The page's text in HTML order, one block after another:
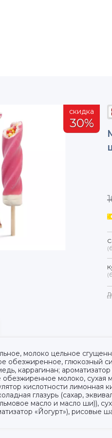
скидка
30%
молоко цельное
обезжиренное, глюкозный
каррагинан;
обезжиренное молоко,
кислотности лимонная
глазурь (сахар,
масло и масло ши)),
«Йогурт»), рисовые